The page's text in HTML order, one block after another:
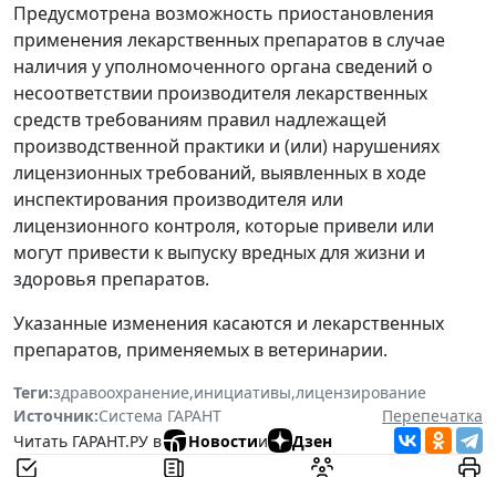
Предусмотрена возможность приостановления
применения лекарственных препаратов в случае
наличия у уполномоченного органа сведений о
несоответствии производителя лекарственных
средств требованиям правил надлежащей
производственной практики и (или) нарушениях
лицензионных требований, выявленных в ходе
инспектирования производителя или
лицензионного контроля, которые привели или
могут привести к выпуску вредных для жизни и
здоровья препаратов.
Указанные изменения касаются и лекарственных
препаратов, применяемых в ветеринарии.
Теги:здравоохранение,инициативы,лицензирование
Источник:Система ГАРАНТ
Перепечатка
Читать ГАРАНТ.РУ в
Новостии Дзен